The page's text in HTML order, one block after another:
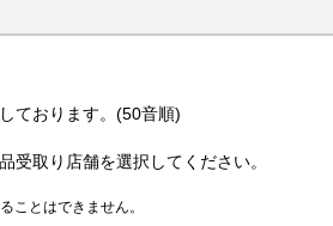
ております。(50音順)
受取り店舗を選択してください。
ことはできません。